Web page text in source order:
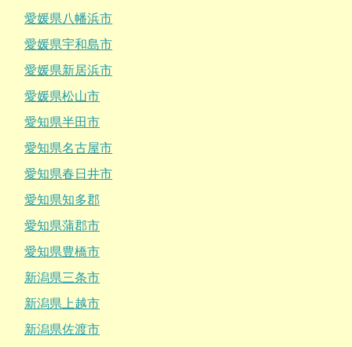
愛媛県八幡浜市
愛媛県宇和島市
愛媛県新居浜市
愛媛県松山市
愛知県半田市
愛知県名古屋市
愛知県春日井市
愛知県知多郡
愛知県蒲郡市
愛知県豊橋市
新潟県三条市
新潟県上越市
新潟県佐渡市